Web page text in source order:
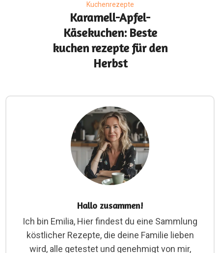
Kuchenrezepte
Karamell-Apfel-
Käsekuchen: Beste
kuchen rezepte für den
Herbst
Hallo zusammen!
Ich bin Emilia, Hier findest du eine Sammlung
köstlicher Rezepte, die deine Familie lieben
wird, alle getestet und genehmigt von mir,